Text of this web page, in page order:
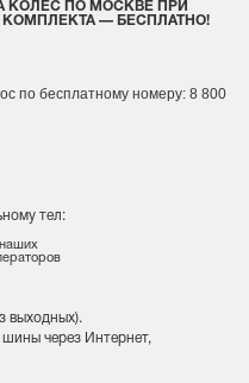
тел:
выходных).
шины через Интернет,
КОЛЕС ПО МОСКВЕ ПРИ
КОМПЛЕКТА — БЕСПЛАТНО!
по бесплатному номеру: 8 800